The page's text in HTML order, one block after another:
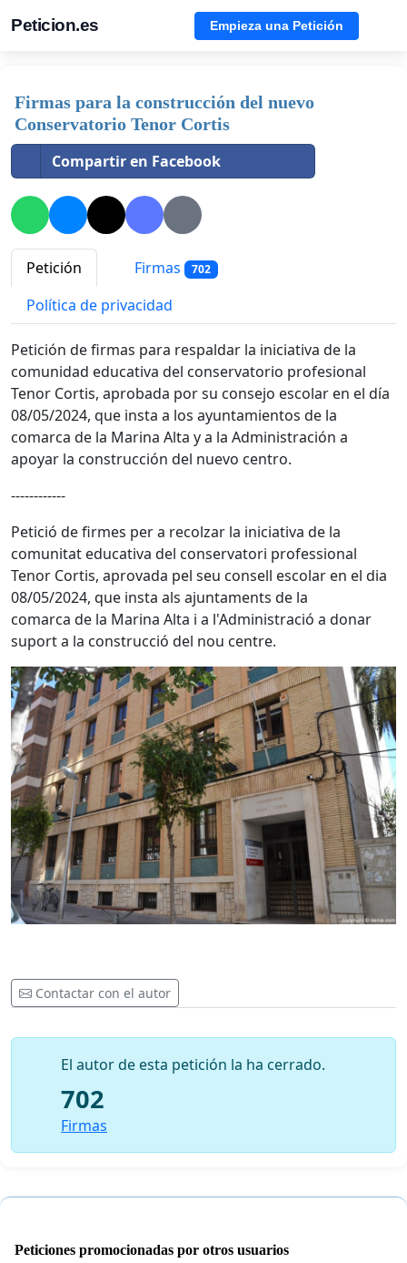
Peticion.es Empieza una Petición
Firmas para la construcción del nuevo
Conservatorio Tenor Cortis
Compartir en Facebook
Petición Firmas 702
Política de privacidad
Petición de firmas para respaldar la iniciativa de la
comunidad educativa del conservatorio profesional
Tenor Cortis, aprobada por su consejo escolar en el día
08/05/2024, que insta a los ayuntamientos de la
comarca de la Marina Alta y a la Administración a
apoyar la construcción del nuevo centro.
------------
Petició de firmes per a recolzar la iniciativa de la
comunitat educativa del conservatori professional
Tenor Cortis, aprovada pel seu consell escolar en el dia
08/05/2024, que insta als ajuntaments de la
comarca de la Marina Alta i a l'Administració a donar
suport a la construcció del nou centre.
Contactar con el autor
El autor de esta petición la ha cerrado.
702
Firmas
Peticiones promocionadas por otros usuarios